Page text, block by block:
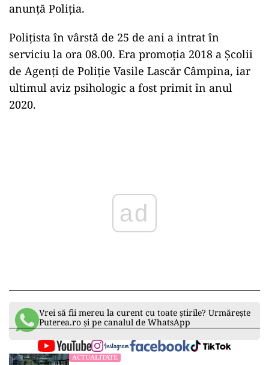
anunță Poliția.
Polițista în vârstă de 25 de ani a intrat în
serviciu la ora 08.00. Era promoția 2018 a Școlii
de Agenți de Poliție Vasile Lascăr Câmpina, iar
ultimul aviz psihologic a fost primit în anul
2020.
Vrei să fii mereu la curent cu toate știrile? Urmărește
Puterea.ro și pe canalul de WhatsApp
ACTUALITATE